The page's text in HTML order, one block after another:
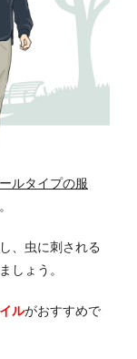
ルタイプの服
。
、虫に刺される
しょう。
ルがおすすめで